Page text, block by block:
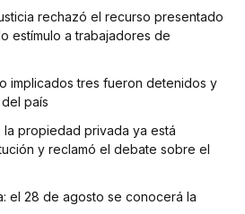
rechazó el recurso presentado
estímulo a trabajadores de
implicados tres fueron detenidos y
país
propiedad privada ya está
y reclamó el debate sobre el
el 28 de agosto se conocerá la